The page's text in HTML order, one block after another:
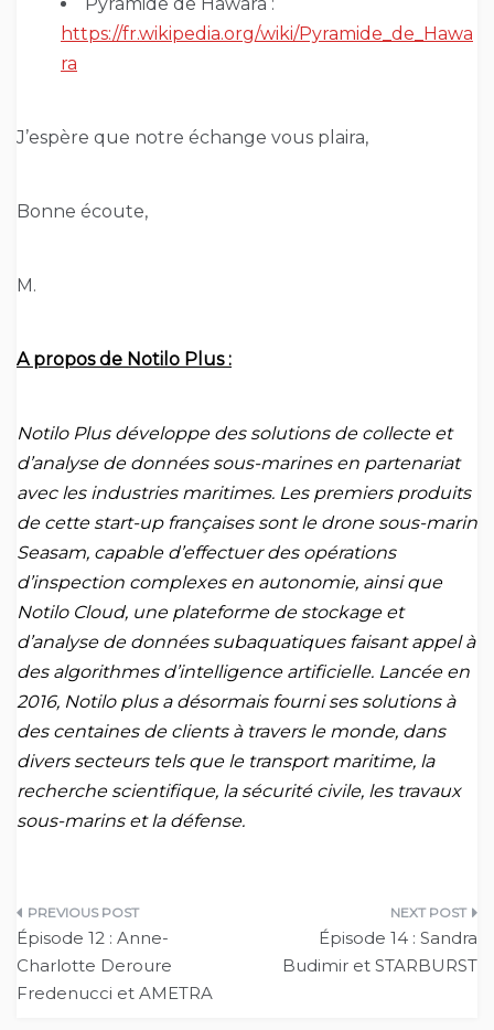
https://fr.wikipedia.org/wiki/Pyramide_de_Hawa
ra
J’espère que notre échange vous plaira,
Bonne écoute,
M.
A propos de Notilo Plus :
Notilo Plus développe des solutions de collecte et
d’analyse de données sous-marines en partenariat
avec les industries maritimes. Les premiers produits
de cette start-up françaises sont le drone sous-marin
Seasam, capable d’effectuer des opérations
d’inspection complexes en autonomie, ainsi que
Notilo Cloud, une plateforme de stockage et
d’analyse de données subaquatiques faisant appel à
des algorithmes d’intelligence artificielle. Lancée en
2016, Notilo plus a désormais fourni ses solutions à
des centaines de clients à travers le monde, dans
divers secteurs tels que le transport maritime, la
recherche scientifique, la sécurité civile, les travaux
sous-marins et la défense.
Navigation
de
l’article
Épisode 12 : Anne-
Charlotte Deroure
Fredenucci et AMETRA
Épisode 14 : Sandra
Budimir et STARBURST